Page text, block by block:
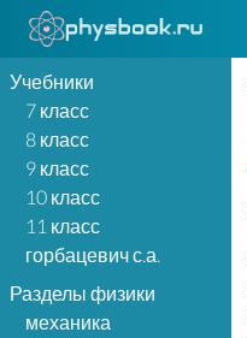
Учебники
7 класс
8 класс
9 класс
10 класс
11 класс
горбацевич с.а.
Разделы физики
механика